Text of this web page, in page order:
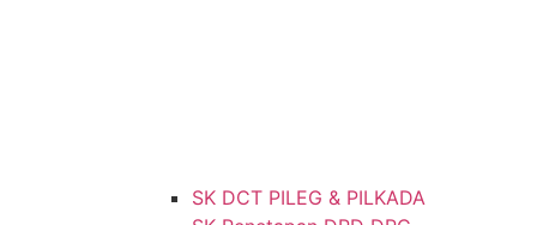
SK DCT PILEG & PILKADA